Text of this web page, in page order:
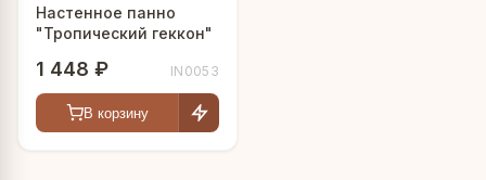
Настенное панно
"Тропический геккон"
1 448 ₽ IN0053
В корзину